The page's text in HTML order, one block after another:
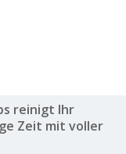
reinigt Ihr
Zeit mit voller